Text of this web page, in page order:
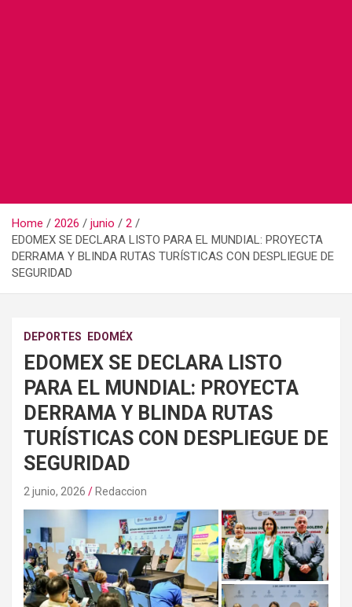
Home 2026 junio
2
EDOMEX SE DECLARA LISTO PARA EL MUNDIAL: PROYECTA
DERRAMA Y BLINDA RUTAS TURÍSTICAS CON DESPLIEGUE DE
SEGURIDAD
DEPORTES EDOMÉX
EDOMEX SE DECLARA LISTO
PARA EL MUNDIAL: PROYECTA
DERRAMA Y BLINDA RUTAS
TURÍSTICAS CON DESPLIEGUE DE
SEGURIDAD
2 junio, 2026 Redaccion